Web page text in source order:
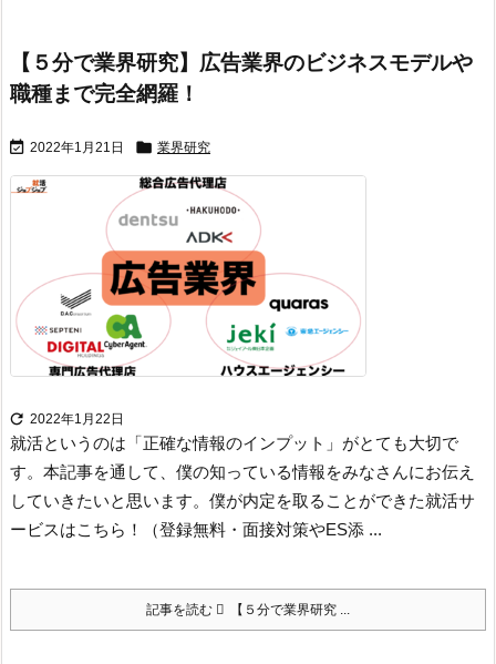
【５分で業界研究】広告業界のビジネスモデルや
職種まで完全網羅！
 2022年1月21日  業界研究
 2022年1月22日
就活というのは「正確な情報のインプット」がとても大切で
す。 本記事を通して、僕の知っている情報をみなさんにお伝え
していきたいと思います。 僕が内定を取ることができた就活サ
ービスはこちら！（登録無料・面接対策やES添 ...
記事を読む 【５分で業界研究 ...